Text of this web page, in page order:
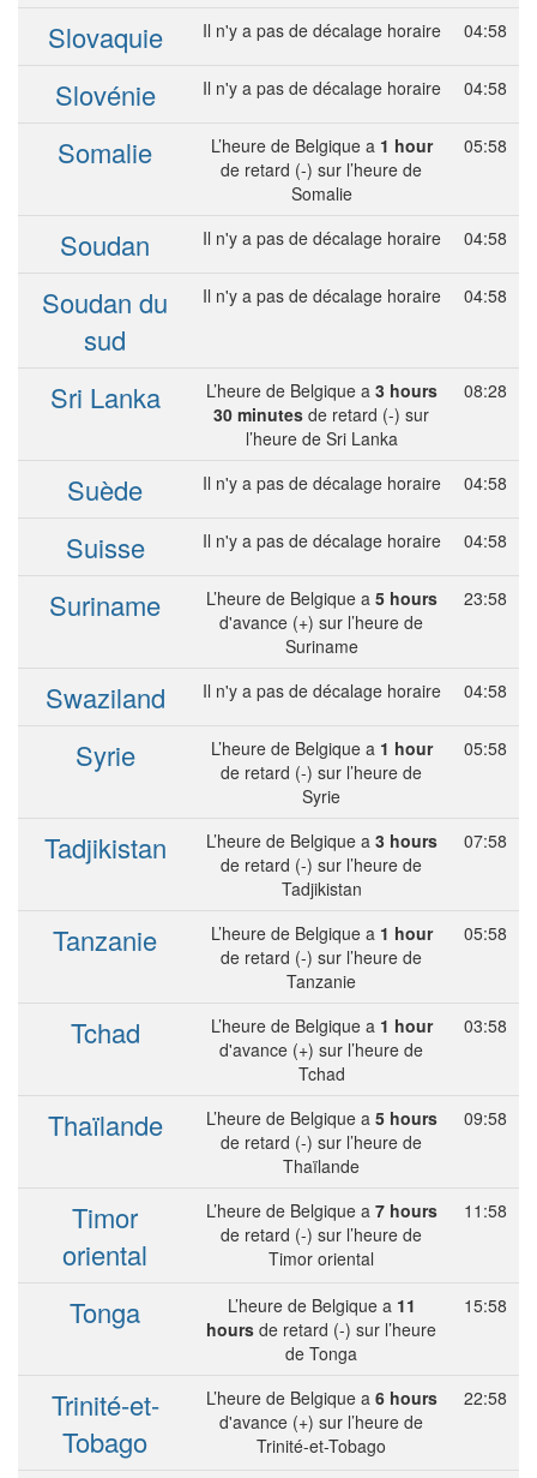
Slovaquie Il n'y a pas de décalage horaire 04:58
Slovénie Il n'y a pas de décalage horaire 04:58
Somalie L’heure de Belgique a 1 hour
de retard (-) sur l’heure de
Somalie
05:58
Soudan Il n'y a pas de décalage horaire 04:58
Soudan du
sud
Il n'y a pas de décalage horaire 04:58
Sri Lanka L’heure de Belgique a 3 hours
30 minutes de retard (-) sur
l’heure de Sri Lanka
08:28
Suède Il n'y a pas de décalage horaire 04:58
Suisse Il n'y a pas de décalage horaire 04:58
Suriname L’heure de Belgique a 5 hours
d'avance (+) sur l’heure de
Suriname
23:58
Swaziland Il n'y a pas de décalage horaire 04:58
Syrie L’heure de Belgique a 1 hour
de retard (-) sur l’heure de
Syrie
05:58
Tadjikistan L’heure de Belgique a 3 hours
de retard (-) sur l’heure de
Tadjikistan
07:58
Tanzanie L’heure de Belgique a 1 hour
de retard (-) sur l’heure de
Tanzanie
05:58
Tchad L’heure de Belgique a 1 hour
d'avance (+) sur l’heure de
Tchad
03:58
Thaïlande L’heure de Belgique a 5 hours
de retard (-) sur l’heure de
Thaïlande
09:58
Timor
oriental
L’heure de Belgique a 7 hours
de retard (-) sur l’heure de
Timor oriental
11:58
Tonga L’heure de Belgique a 11
hours de retard (-) sur l’heure
de Tonga
15:58
Trinité-et-
Tobago
L’heure de Belgique a 6 hours
d'avance (+) sur l’heure de
Trinité-et-Tobago
22:58